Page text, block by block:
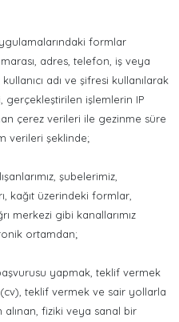
formlar
adres, telefon, iş veya
adı ve şifresi kullanılarak
gerçekleştirilen işlemlerin IP
çerez verileri ile gezinme süre
verileri şeklinde;
şubelerimiz,
kağıt üzerindeki formlar,
merkezi gibi kanallarımız
ortamdan;
yapmak, teklif vermek
teklif vermek ve sair yollarla
fiziki veya sanal bir